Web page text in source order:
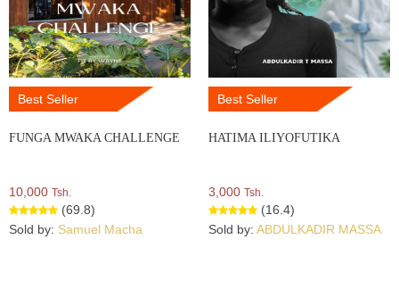
Best Seller
FUNGA MWAKA CHALLENGE
10,000 Tsh.
(69.8)
Sold by: Samuel Macha
Best Seller
HATIMA ILIYOFUTIKA
3,000 Tsh.
(16.4)
Sold by: ABDULKADIR MASSA